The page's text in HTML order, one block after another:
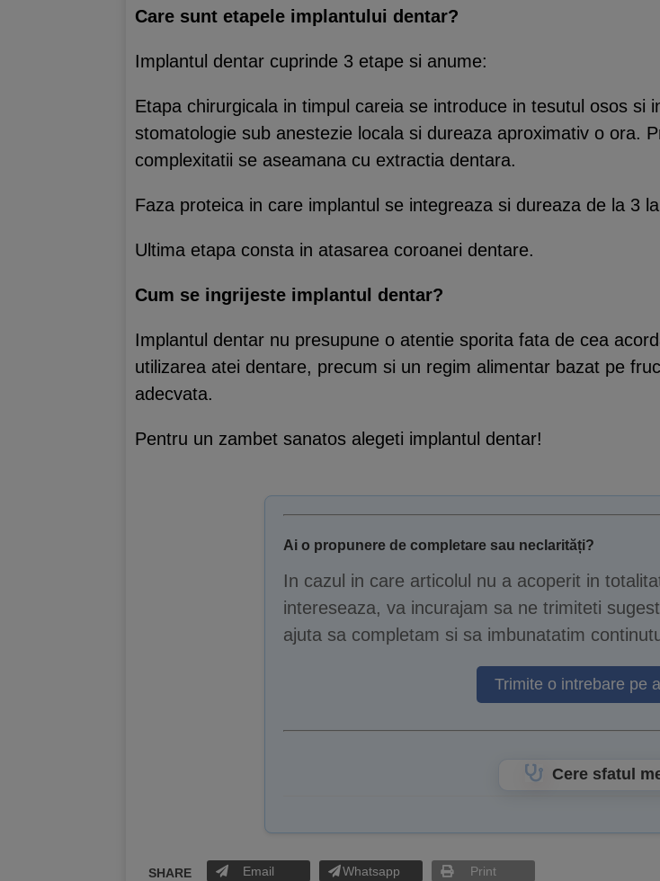
Care sunt etapele implantului dentar?
Implantul dentar cuprinde 3 etape si anume:
Etapa chirurgicala in timpul careia se introduce in tesutul osos
stomatologie sub anestezie locala si dureaza aproximativ o ora.
complexitatii se aseamana cu extractia dentara.
Faza proteica in care implantul se integreaza si dureaza de la 3
Ultima etapa consta in atasarea coroanei dentare.
Cum se ingrijeste implantul dentar?
Implantul dentar nu presupune o atentie sporita fata de cea
utilizarea atei dentare, precum si un regim alimentar bazat pe
adecvata.
Pentru un zambet sanatos alegeti implantul dentar!
Ai o propunere de completare sau neclarități?
In cazul in care articolul nu a acoperit in
intereseaza, va incurajam sa ne trimiteti
ajuta sa completam si sa imbunatatim
Trimite o intrebare pe
Cere sfatul
SHARE Email Whatsapp Print